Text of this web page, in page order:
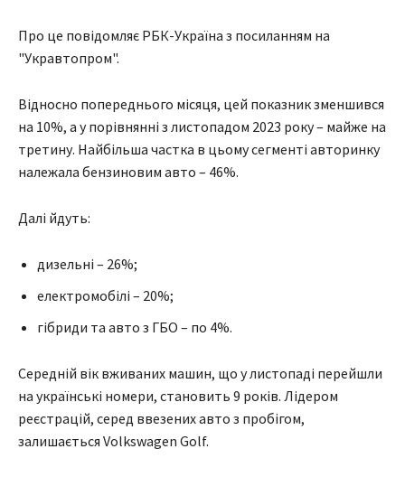
Про це повідомляє РБК-Україна з посиланням на
"Укравтопром".
Відносно попереднього місяця, цей показник зменшився
на 10%, а у порівнянні з листопадом 2023 року – майже на
третину. Найбільша частка в цьому сегменті авторинку
належала бензиновим авто – 46%.
Далі йдуть:
дизельні – 26%;
електромобілі – 20%;
гібриди та авто з ГБО – по 4%.
Середній вік вживаних машин, що у листопаді перейшли
на українські номери, становить 9 років. Лідером
реєстрацій, серед ввезених авто з пробігом,
залишається Volkswagen Golf.